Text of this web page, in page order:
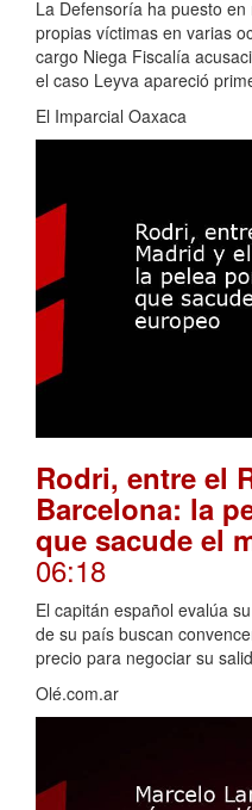
La Defensoría ha puesto
propias víctimas en varias
cargo Niega Fiscalía
el caso Leyva apareció
El Imparcial Oaxaca
Rodri, entre el
Barcelona: la
que sacude el
06:18
El capitán español evalúa
de su país buscan
precio para negociar su
Olé.com.ar